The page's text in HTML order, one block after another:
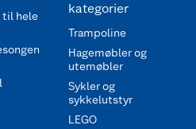
til hele
kategorier
Trampoline
Hagemøbler og
utemøbler
Sykler og
sykkelutstyr
LEGO